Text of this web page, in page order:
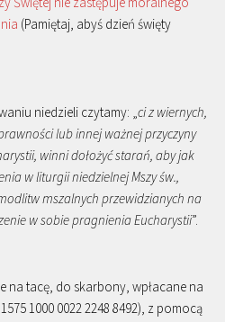
(Pamiętaj, abyś dzień święty
niedzieli czytamy: „ci z wiernych,
lub innej ważnej przyczyny
winni dołożyć starań, aby jak
w liturgii niedzielnej Mszy św.,
mszalnych przewidzianych na
w sobie pragnienia Eucharystii”.
na tacę, do skarbony, wpłacane na
1000 0022 2248 8492), z pomocą